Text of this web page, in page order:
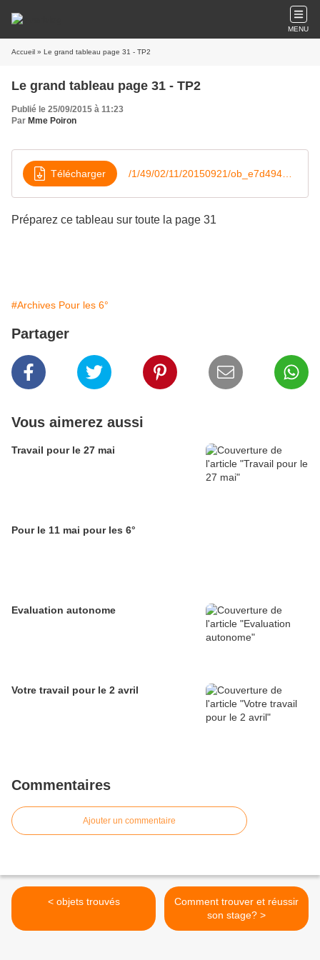
MENU
Accueil » Le grand tableau page 31 - TP2
Le grand tableau page 31 - TP2
Publié le 25/09/2015 à 11:23
Par Mme Poiron
Télécharger
Préparez ce tableau sur toute la page 31
#Archives Pour les 6°
Partager
Vous aimerez aussi
Travail pour le 27 mai
Pour le 11 mai pour les 6°
Evaluation autonome
Votre travail pour le 2 avril
Commentaires
Ajouter un commentaire
< objets trouvés
Comment trouver et réussir
son stage? >